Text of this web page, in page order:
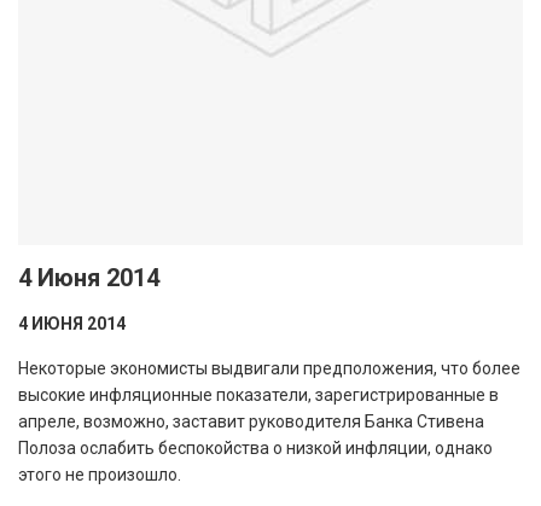
4 Июня 2014
4 ИЮНЯ 2014
Некоторые экономисты выдвигали предположения, что более
высокие инфляционные показатели, зарегистрированные в
апреле, возможно, заставит руководителя Банка Стивена
Полоза ослабить беспокойства о низкой инфляции, однако
этого не произошло.